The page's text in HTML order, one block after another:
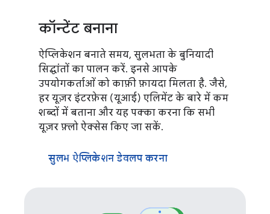
कॉन्टेंट बनाना
ऐप्लिकेशन बनाते समय, सुलभता के बुनियादी
सिद्धांतों का पालन करें. इनसे आपके
उपयोगकर्ताओं को काफ़ी फ़ायदा मिलता है. जैसे,
हर यूज़र इंटरफ़ेस (यूआई) एलिमेंट के बारे में कम
शब्दों में बताना और यह पक्का करना कि सभी
यूज़र फ़्लो ऐक्सेस किए जा सकें.
सुलभ ऐप्लिकेशन डेवलप करना